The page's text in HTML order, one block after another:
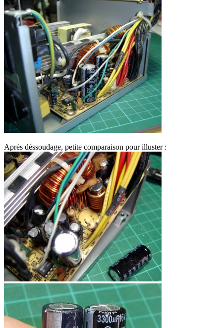
Après déssoudage, petite comparaison pour illuster :